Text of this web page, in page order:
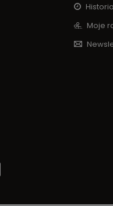
Moje